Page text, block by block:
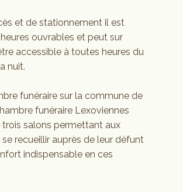
et de stationnement il est
ouvrables et peut sur
accessible à toutes heures du
nuit.
funéraire sur la commune de
funéraire Lexoviennes
trois salons permettant aux
recueillir auprès de leur défunt
indispensable en ces